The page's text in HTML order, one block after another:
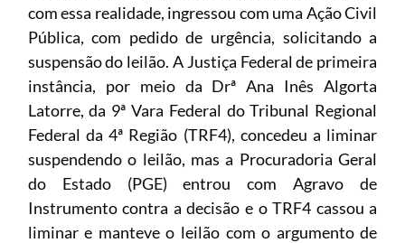
com essa realidade, ingressou com uma Ação Civil
Pública, com pedido de urgência, solicitando a
suspensão do leilão. A Justiça Federal de primeira
instância, por meio da Drª Ana Inês Algorta
Latorre, da 9ª Vara Federal do Tribunal Regional
Federal da 4ª Região (TRF4), concedeu a liminar
suspendendo o leilão, mas a Procuradoria Geral
do Estado (PGE) entrou com Agravo de
Instrumento contra a decisão e o TRF4 cassou a
liminar e manteve o leilão com o argumento de